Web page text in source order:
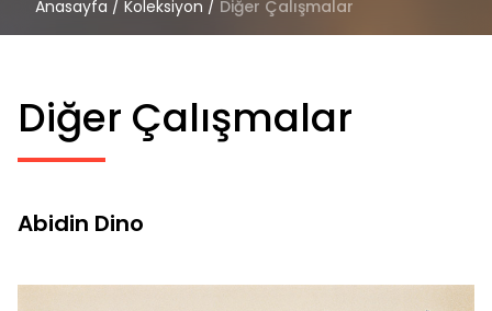
Anasayfa / Koleksiyon / Diğer Çalışmalar
Diğer Çalışmalar
Abidin Dino